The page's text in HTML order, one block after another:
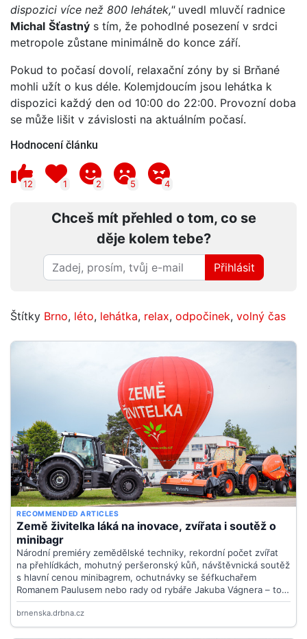
dispozici více než 800 lehátek,"uvedl mluvčí radnice
Michal Šťastný s tím, že pohodlné posezení v srdci
metropole zůstane minimálně do konce září.
Pokud to počasí dovolí, relaxační zóny by si Brňané
mohli užít o kus déle. Kolemjdoucím jsou lehátka k
dispozici každý den od 10:00 do 22:00. Provozní doba
se může lišit v závislosti na aktuálním počasí.
Hodnocení článku
12 1 2 5 4
Chceš mít přehled o tom, co se
děje kolem tebe?
Přihlásit
Štítky Brno, léto, lehátka, relax, odpočinek, volný čas